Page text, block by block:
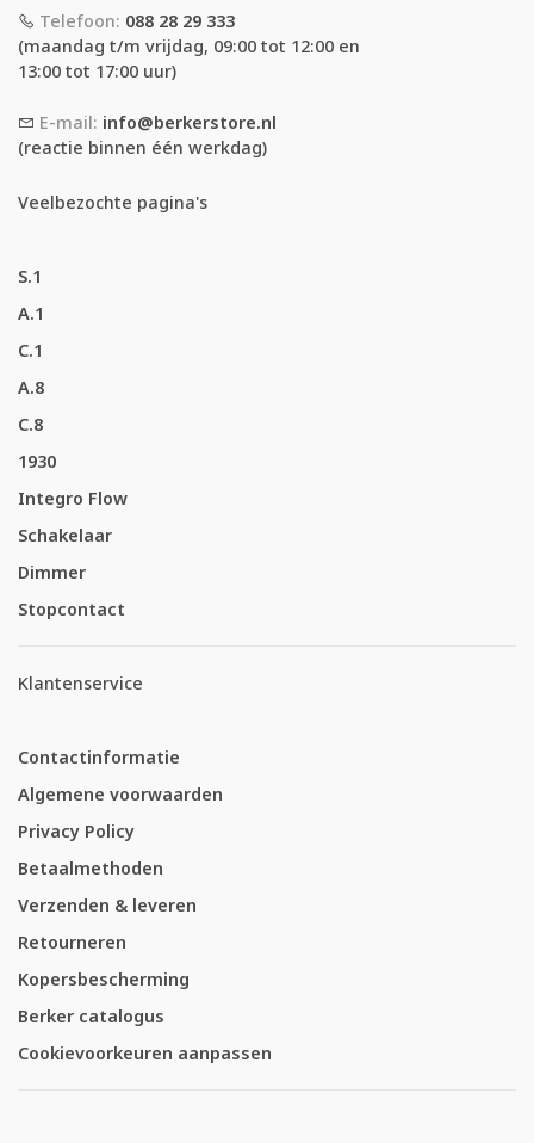
Telefoon: 088 28 29 333
(maandag t/m vrijdag, 09:00 tot 12:00 en
13:00 tot 17:00 uur)
E-mail: info@berkerstore.nl
(reactie binnen één werkdag)
Veelbezochte pagina's
S.1
A.1
C.1
A.8
C.8
1930
Integro Flow
Schakelaar
Dimmer
Stopcontact
Klantenservice
Contactinformatie
Algemene voorwaarden
Privacy Policy
Betaalmethoden
Verzenden & leveren
Retourneren
Kopersbescherming
Berker catalogus
Cookievoorkeuren aanpassen